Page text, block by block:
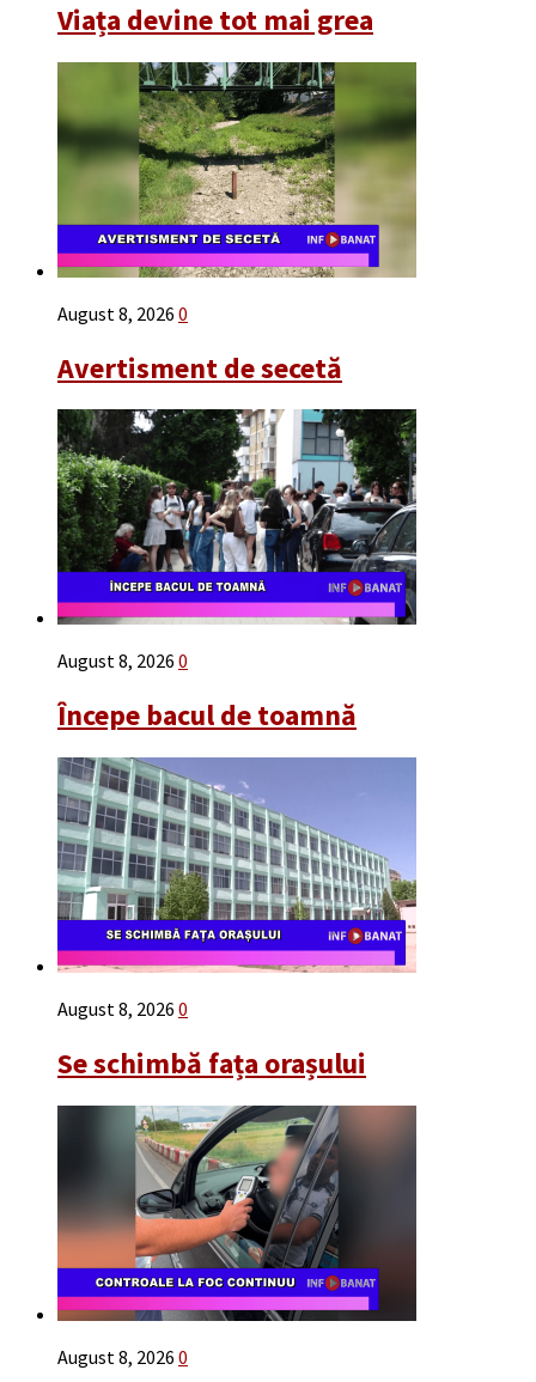
Viața devine tot mai grea
August 8, 2026 0
Avertisment de secetă
August 8, 2026 0
Începe bacul de toamnă
August 8, 2026 0
Se schimbă fața orașului
August 8, 2026 0